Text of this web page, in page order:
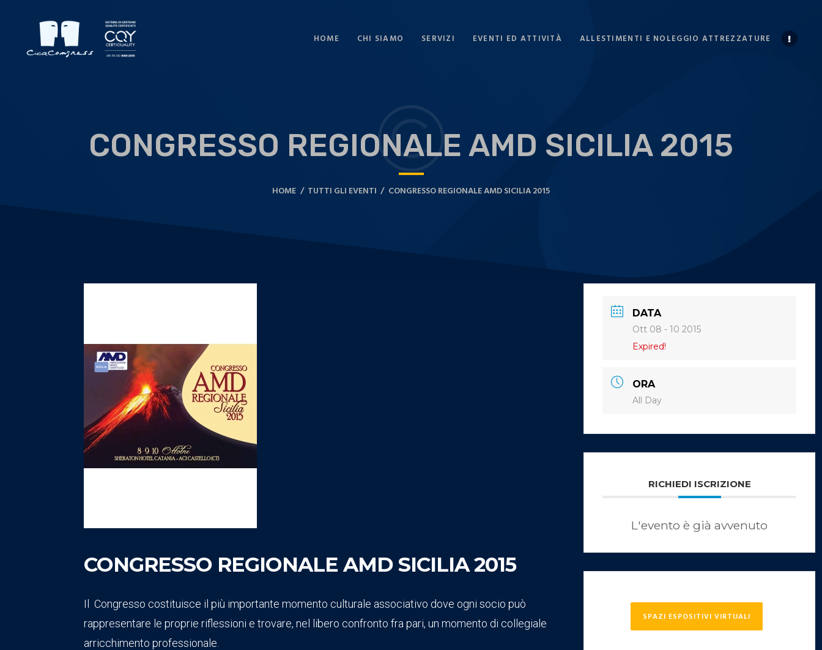
HOME CHI SIAMO SERVIZI EVENTI ED ATTIVITÀ ALLESTIMENTI E NOLEGGIO ATTREZZATURE
CONGRESSO REGIONALE AMD SICILIA 2015
HOME TUTTI GLI EVENTI CONGRESSO REGIONALE AMD SICILIA 2015
CONGRESSO REGIONALE AMD SICILIA 2015
Il Congresso costituisce il più importante momento culturale associativo dove ogni socio può
rappresentare le proprie riflessioni e trovare, nel libero confronto fra pari, un momento di collegiale
arricchimento professionale.
DATA
Ott 08 - 10 2015
Expired!
ORA
All Day
RICHIEDI ISCRIZIONE
L'evento è già avvenuto
SPAZI ESPOSITIVI VIRTUALI